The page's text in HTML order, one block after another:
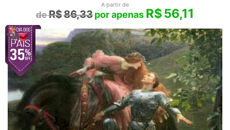
A partir de
R$86,33 R$56,11